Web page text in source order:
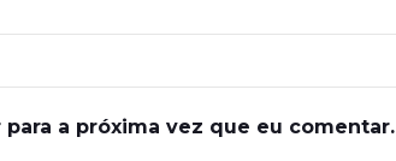
a próxima vez que eu comentar.